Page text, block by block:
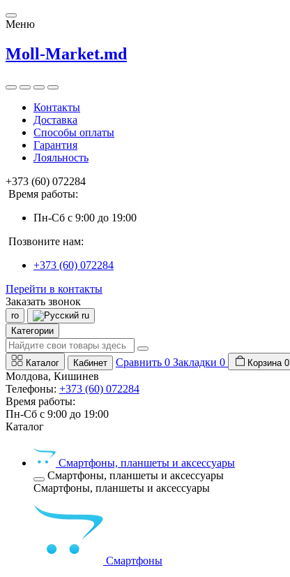
Меню
Moll-Market.md
Контакты
Доставка
Способы оплаты
Гарантия
Лояльность
+373 (60) 072284
Время работы:
Пн-Сб с 9:00 до 19:00
Позвоните нам:
+373 (60) 072284
Перейти в контакты
Заказать звонок
ro
ru
Категории
Каталог Кабинет Сравнить 0 Закладки 0 Корзина 0
Молдова, Кишинев
Телефоны: +373 (60) 072284
Время работы:
Пн-Сб с 9:00 до 19:00
Каталог
Смартфоны, планшеты и аксессуары
Смартфоны, планшеты и аксессуары
Смартфоны, планшеты и аксессуары
Смартфоны